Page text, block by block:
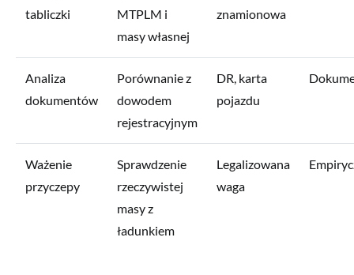
tabliczki
MTPLM i
masy własnej
znamionowa
Analiza
dokumentów
Porównanie z
dowodem
rejestracyjnym
DR, karta
pojazdu
Ważenie
przyczepy
Sprawdzenie
rzeczywistej
masy z
ładunkiem
Legalizowana
waga